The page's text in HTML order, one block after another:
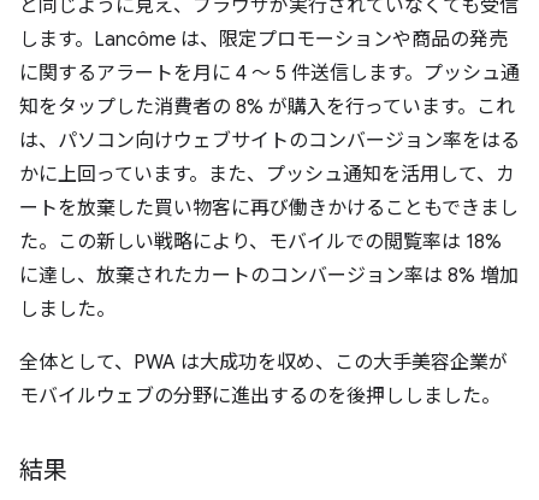
と同じように見え、ブラウザが実行されていなくても受信
します。Lancôme は、限定プロモーションや商品の発売
に関するアラートを月に 4 ～ 5 件送信します。プッシュ通
知をタップした消費者の 8% が購入を行っています。これ
は、パソコン向けウェブサイトのコンバージョン率をはる
かに上回っています。また、プッシュ通知を活用して、カ
ートを放棄した買い物客に再び働きかけることもできまし
た。この新しい戦略により、モバイルでの閲覧率は 18%
に達し、放棄されたカートのコンバージョン率は 8% 増加
しました。
全体として、PWA は大成功を収め、この大手美容企業が
モバイルウェブの分野に進出するのを後押ししました。
結果